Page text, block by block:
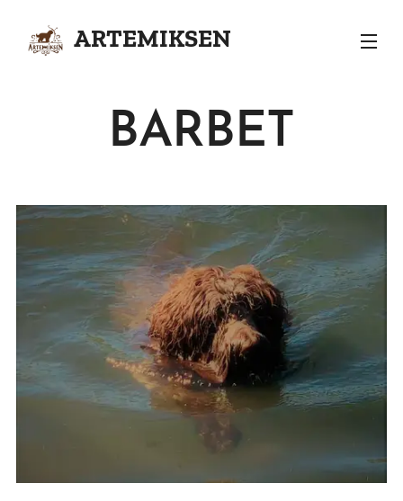
ARTEMIKSEN
BARBET